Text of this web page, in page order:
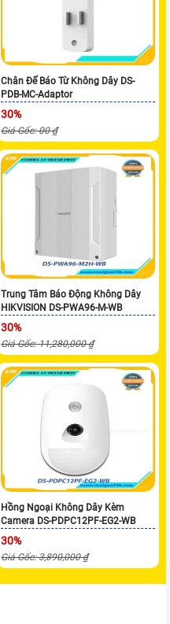
Chân Đế Báo Từ Không Dây DS-
PDB-MC-Adaptor
30%
Giá Gốc: 00 ₫
Trung Tâm Báo Động Không Dây
HIKVISION DS-PWA96-M-WB
30%
Giá Gốc: 11,280,000 ₫
Hồng Ngoại Không Dây Kèm
Camera DS-PDPC12PF-EG2-WB
30%
Giá Gốc: 3,890,000 ₫